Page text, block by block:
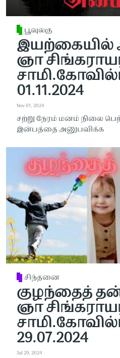
பூவுலகு
இயற்கையில்
ஞா
01.11.2024
Nov 01, 2024
சற்று நேரம் மனம் நிலை
இன்பத்தை அனுபவிக்க
சிந்தனை
குழந்தைத்
ஞா
29.07.2024
Jul 29, 2024